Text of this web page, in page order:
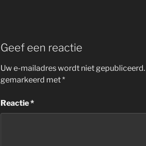
Geef een reactie
Uw e-mailadres wordt niet gepubliceerd.
gemarkeerd met*
Reactie*